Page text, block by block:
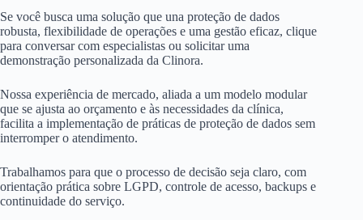
Se você busca uma solução que una proteção de dados
robusta, flexibilidade de operações e uma gestão eficaz, clique
para conversar com especialistas ou solicitar uma
demonstração personalizada da Clinora.
Nossa experiência de mercado, aliada a um modelo modular
que se ajusta ao orçamento e às necessidades da clínica,
facilita a implementação de práticas de proteção de dados sem
interromper o atendimento.
Trabalhamos para que o processo de decisão seja claro, com
orientação prática sobre LGPD, controle de acesso, backups e
continuidade do serviço.